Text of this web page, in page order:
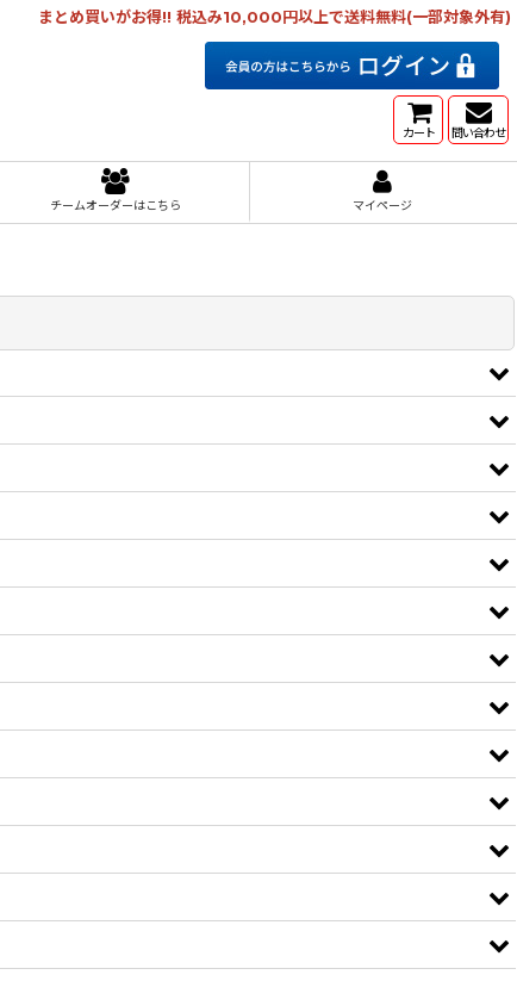
まとめ買いがお得!! 税込み10,000円以上で送料無料(一部対象外有)
カート 問い合わせ
チームオーダーはこちら マイページ